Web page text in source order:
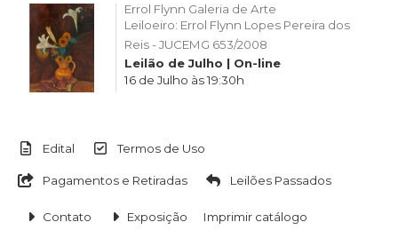
Errol Flynn Galeria de Arte
Leiloeiro: Errol Flynn Lopes Pereira dos
Reis - JUCEMG 653/2008
Leilão de Julho | On-line
16 de Julho às 19:30h
Edital Termos de Uso
Pagamentos e Retiradas Leilões Passados
Contato Exposição Imprimir catálogo